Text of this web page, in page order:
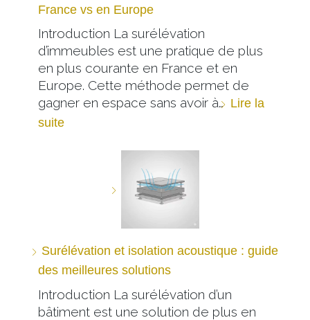
France vs en Europe
Introduction La surélévation
d’immeubles est une pratique de plus
en plus courante en France et en
Europe. Cette méthode permet de
gagner en espace sans avoir à… Lire la
suite
Surélévation et isolation acoustique : guide
des meilleures solutions
Introduction La surélévation d’un
bâtiment est une solution de plus en